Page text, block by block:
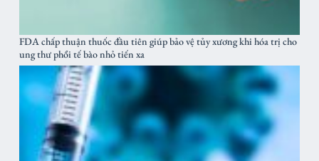
FDA chấp thuận thuốc đầu tiên giúp bảo vệ tủy xương khi hóa trị cho
ung thư phổi tế bào nhỏ tiến xa